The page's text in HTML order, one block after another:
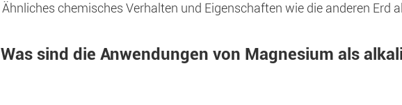
Ähnliches chemisches Verhalten und Eigenschaften wie die anderen Erd
Was sind die Anwendungen von Magnesium als